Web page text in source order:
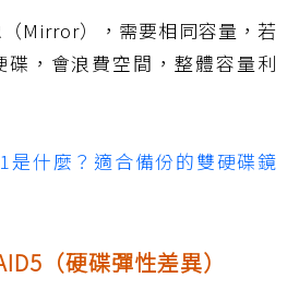
Mirror），需要相同容量，若
碟，會浪費空間，整體容量利
是什麼？適合備份的雙硬碟鏡
（硬碟彈性差異）